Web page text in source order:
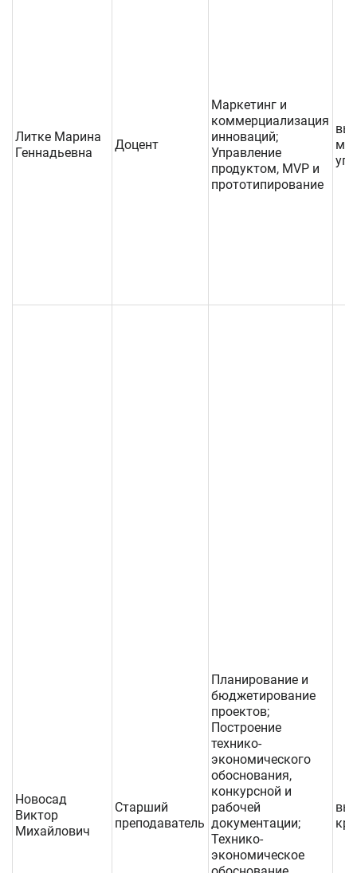
Литке Марина
Геннадьевна
Доцент
Маркетинг и
коммерциализация
инноваций;
Управление
продуктом, MVP и
прототипирование
Новосад
Виктор
Михайлович
Старший
преподаватель
Планирование и
бюджетирование
проектов;
Построение
технико-
экономического
обоснования,
конкурсной и
рабочей
документации;
Технико-
экономическое